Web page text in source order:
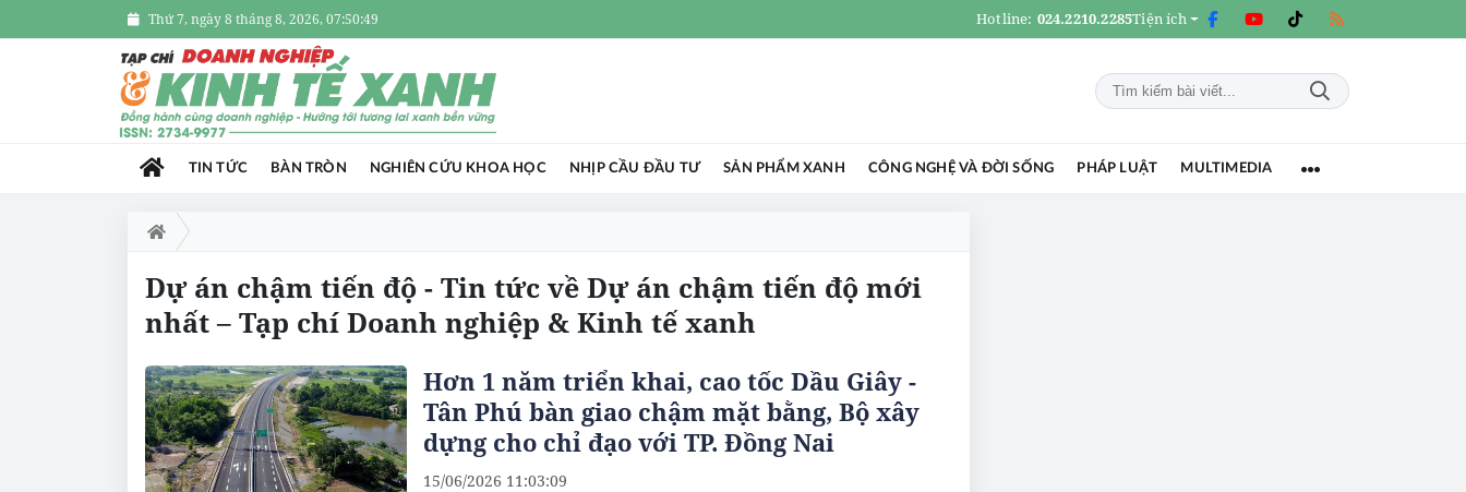
Thứ 7, ngày 8 tháng 8, 2026, 07:50:49 Hotline: 024.2210.2285Tiện ích
TIN TỨC BÀN TRÒN NGHIÊN CỨU KHOA HỌC NHỊP CẦU ĐẦU TƯ SẢN PHẨM XANH CÔNG NGHỆ VÀ ĐỜI SỐNG PHÁP LUẬT MULTIMEDIA
Dự án chậm tiến độ - Tin tức về Dự án chậm tiến độ mới
nhất – Tạp chí Doanh nghiệp & Kinh tế xanh
Hơn 1 năm triển khai, cao tốc Dầu Giây -
Tân Phú bàn giao chậm mặt bằng, Bộ xây
dựng cho chỉ đạo với TP. Đồng Nai
15/06/2026 11:03:09